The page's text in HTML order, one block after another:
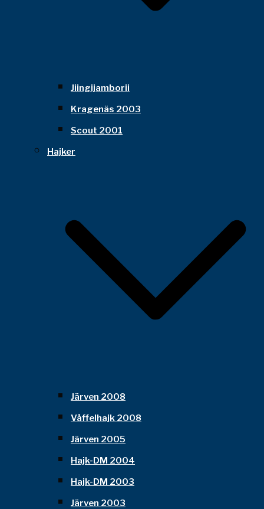
Jiingijamborii
Kragenäs 2003
Scout 2001
Hajker
Järven 2008
Våffelhajk 2008
Järven 2005
Hajk-DM 2004
Hajk-DM 2003
Järven 2003